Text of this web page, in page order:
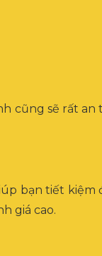
cũng sẽ rất an
bạn tiết kiệm
giá cao.